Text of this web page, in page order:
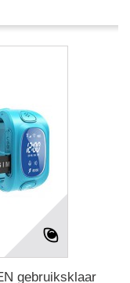
gebruiksklaar